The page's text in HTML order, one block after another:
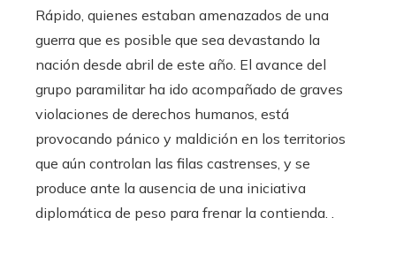
Rápido, quienes estaban amenazados de una
guerra que es posible que sea devastando la
nación desde abril de este año. El avance del
grupo paramilitar ha ido acompañado de graves
violaciones de derechos humanos, está
provocando pánico y maldición en los territorios
que aún controlan las filas castrenses, y se
produce ante la ausencia de una iniciativa
diplomática de peso para frenar la contienda. .